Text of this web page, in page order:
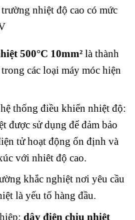
nhiệt độ cao có mức
500°C 10mm²là thành
các loại máy móc hiện
thống điều khiển nhiệt độ:
được sử dụng để đảm bảo
tử hoạt động ổn định và
với nhiêt độ cao.
khắc nghiệt nơi yêu cầu
là yếu tố hàng đầu.
dây điện chịu nhiệt